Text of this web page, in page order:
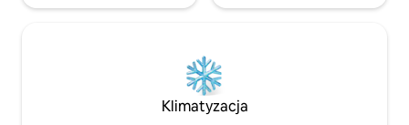
Klimatyzacja